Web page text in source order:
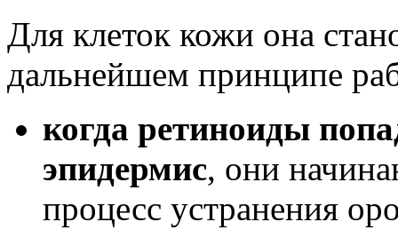
Для клеток кожи она
дальнейшем принципе
когда ретиноиды
эпидермис, они
процесс устранения